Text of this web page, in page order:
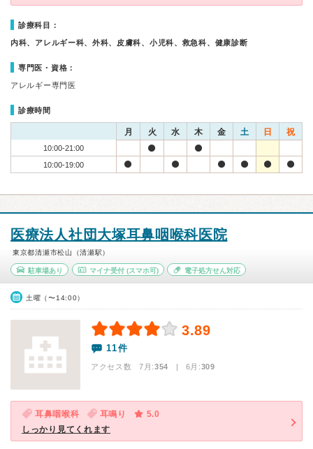
診療科目：
内科、アレルギー科、外科、皮膚科、小児科、救急科、健康診断
専門医・資格：
アレルギー専門医
診療時間
月 火 水 木 金 土 日 祝
10:00-21:00
10:00-19:00
医療法人社団大塚耳鼻咽喉科医院
東京都清瀬市松山（清瀬駅）
駐車場あり マイナ受付(スマホ可) 電子処方せん対応
土曜（〜14:00）
3.89
11件
アクセス数 7月:354 | 6月:309
耳鼻咽喉科 耳鳴り
5.0
しっかり見てくれます